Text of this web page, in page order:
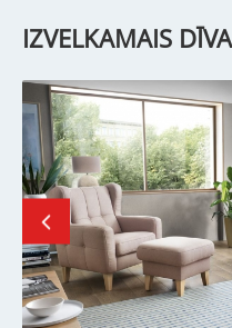
IZVELKAMAIS